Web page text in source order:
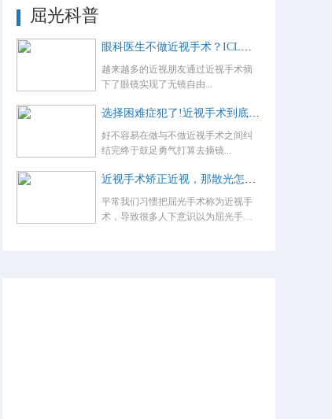
屈光科普
眼科医生不做近视手术？ICL比激光手术好？这些近视手术谣言，别再信了！
越来越多的近视朋友通过近视手术摘
下了眼镜实现了无镜自由...
选择困难症犯了!近视手术到底怎么选？
好不容易在做与不做近视手术之间纠
结完终于鼓足勇气打算去摘镜...
近视手术矫正近视，那散光怎么办，术后还要戴眼镜吗？
平常我们习惯把屈光手术称为近视手
术，导致很多人下意识以为屈光手术